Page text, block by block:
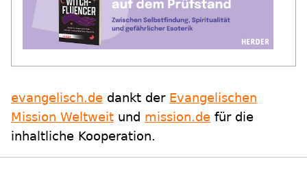
evangelisch.de dankt der Evangelischen
Mission Weltweit und mission.de für die
inhaltliche Kooperation.